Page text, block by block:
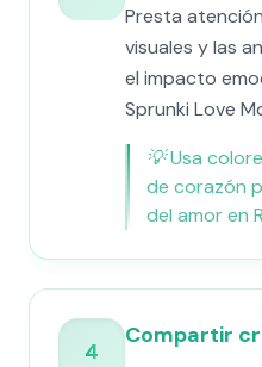
Presta
visuales y las
el impacto
Sprunki Love
💡Usa
de corazón
del amor en
4
Compartir